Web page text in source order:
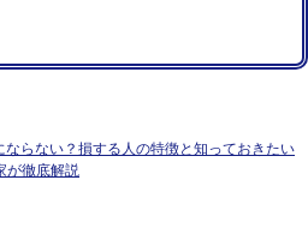
らない？損する人の特徴と知っておきたい
が徹底解説